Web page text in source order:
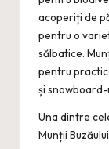
acoperiți de
pentru o
sălbatice.
pentru
și snowboard-
Una dintre
Munții